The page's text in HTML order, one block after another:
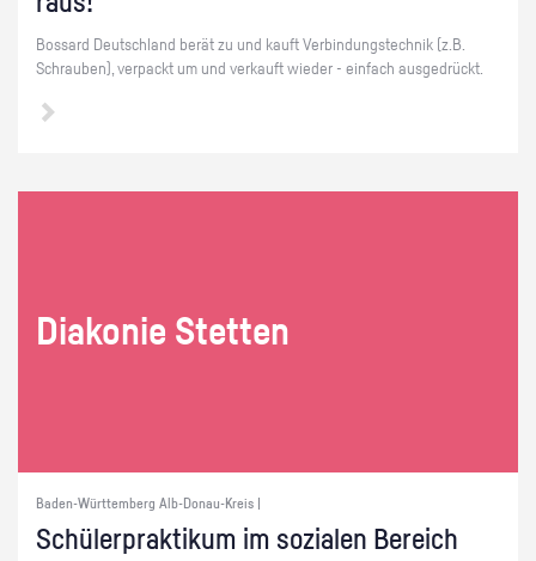
Bos­sard Deutsch­land berät zu und kauft Ver­bin­dungs­tech­nik (z.B.
Schrau­ben), ver­packt um und ver­kauft wie­der - ein­fach aus­ge­drückt.
Dia­ko­nie Stet­ten
Baden-Württemberg Alb-Donau-Kreis |
Schü­ler­prak­ti­kum im so­zia­len Be­reich